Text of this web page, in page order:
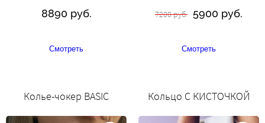
8890 руб.
Смотреть
7200 руб. 5900 руб.
Смотреть
Колье-чокер BASIC Кольцо С КИСТОЧКОЙ